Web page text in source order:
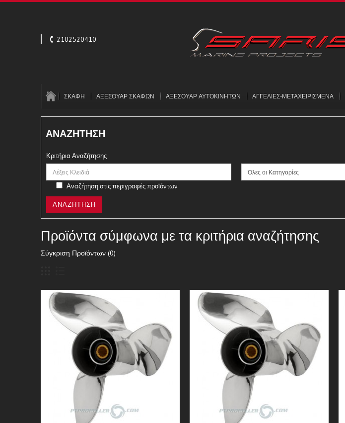
2102520410
ΣΚΑΦΗ ΑΞΕΣΟΥΑΡ ΣΚΑΦΩΝ ΑΞΕΣΟΥΑΡ ΑΥΤΟΚΙΝΗΤΩΝ ΑΓΓΕΛΙΕΣ-ΜΕΤΑΧΕΙΡΙΣΜΕΝΑ
ΑΝΑΖΉΤΗΣΗ
Κριτήρια Αναζήτησης
Αναζήτηση στις περιγραφές προϊόντων
Προϊόντα σύμφωνα με τα κριτήρια αναζήτησης
Σύγκριση Προϊόντων (0)